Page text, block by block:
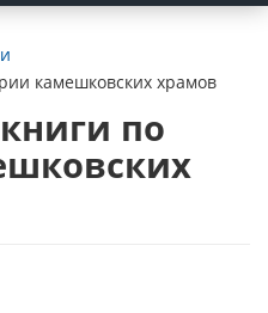
камешковских храмов
по